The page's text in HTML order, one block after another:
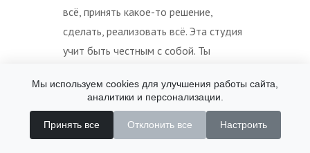
всё, принять какое-то решение,
сделать, реализовать всё. Эта студия
учит быть честным с собой. Ты
студии в конкретный день.
Выписываешь до таймкода, какой
моментик нужно переделать.
Мы используем cookies для улучшения работы сайта,
аналитики и персонализации.
Принять все Отклонить все Настроить